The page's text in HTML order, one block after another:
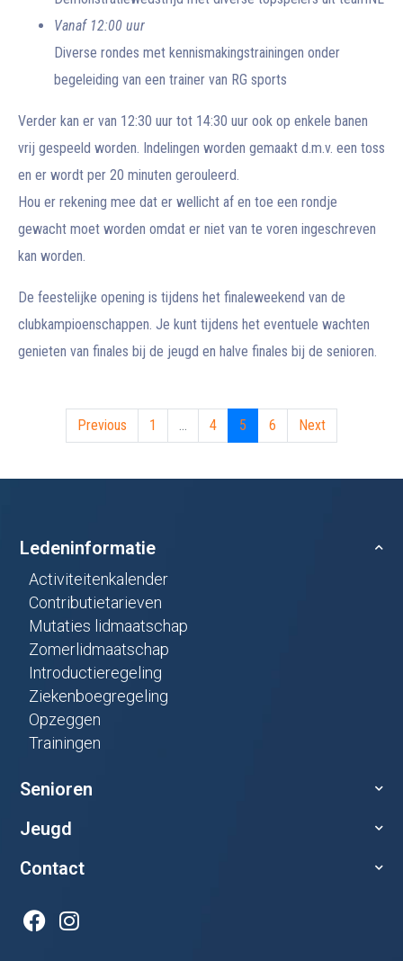
Vanaf 12:00 uur
Diverse rondes met kennismakingstrainingen onder
begeleiding van een trainer van RG sports
Verder kan er van 12:30 uur tot 14:30 uur ook op enkele banen
vrij gespeeld worden. Indelingen worden gemaakt d.m.v. een toss
en er wordt per 20 minuten gerouleerd.
Hou er rekening mee dat er wellicht af en toe een rondje
gewacht moet worden omdat er niet van te voren ingeschreven
kan worden.
De feestelijke opening is tijdens het finaleweekend van de
clubkampioenschappen. Je kunt tijdens het eventuele wachten
genieten van finales bij de jeugd en halve finales bij de senioren.
Previous 1 ... 4 5 6 Next
Ledeninformatie
Activiteitenkalender
Contributietarieven
Mutaties lidmaatschap
Zomerlidmaatschap
Introductieregeling
Ziekenboegregeling
Opzeggen
Trainingen
Senioren
Jeugd
Contact